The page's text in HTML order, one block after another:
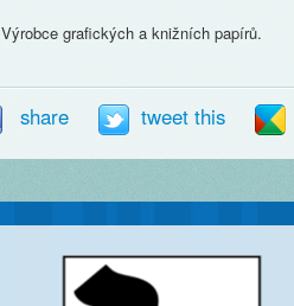
Výrobce grafických a knižních papírů.
share tweet this